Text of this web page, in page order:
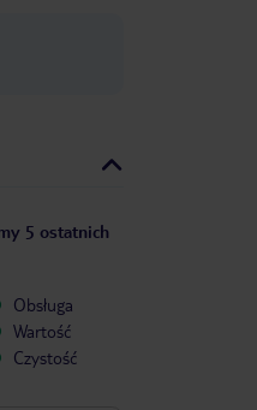
5 ostatnich
Obsługa
Wartość
Czystość